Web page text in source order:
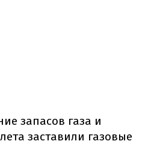
запасов газа и
заставили газовые